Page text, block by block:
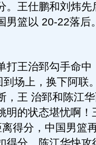
。王仕鹏和刘炜先
男篮以 20-22落后
王治郅勾手命中
场上，换下阿联
，王 治郅和陈江
明的状态堪忧啊！
得分，中国男篮